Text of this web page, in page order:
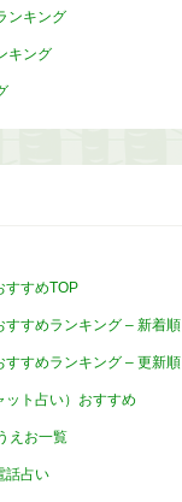
ンキング
キング
すすめTOP
すすめランキング – 新着順
すすめランキング – 更新順
ット占い）おすすめ
えお一覧
話占い